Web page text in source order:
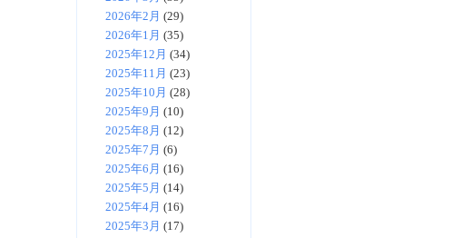
2026年2月 (29)
2026年1月 (35)
2025年12月 (34)
2025年11月 (23)
2025年10月 (28)
2025年9月 (10)
2025年8月 (12)
2025年7月 (6)
2025年6月 (16)
2025年5月 (14)
2025年4月 (16)
2025年3月 (17)